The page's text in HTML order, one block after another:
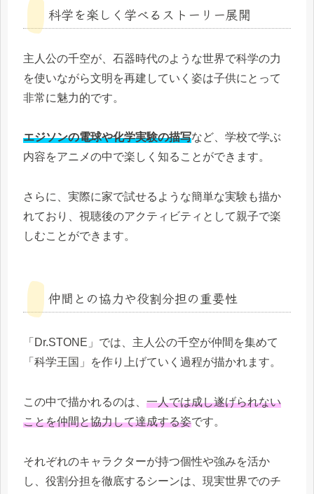
科学を楽しく学べるストーリー展開
主人公の千空が、石器時代のような世界で科学の力
を使いながら文明を再建していく姿は子供にとって
非常に魅力的です。
エジソンの電球や化学実験の描写など、学校で学ぶ
内容をアニメの中で楽しく知ることができます。
さらに、実際に家で試せるような簡単な実験も描か
れており、視聴後のアクティビティとして親子で楽
しむことができます。
仲間との協力や役割分担の重要性
「Dr.STONE」では、主人公の千空が仲間を集めて
「科学王国」を作り上げていく過程が描かれます。
この中で描かれるのは、 一人では成し遂げられない
ことを仲間と協力して達成する姿です。
それぞれのキャラクターが持つ個性や強みを活か
し、役割分担を徹底するシーンは、現実世界でのチ